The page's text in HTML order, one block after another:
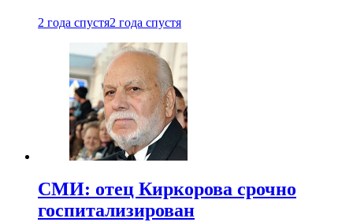
2 года спустя2 года спустя
СМИ: отец Киркорова срочно
госпитализирован